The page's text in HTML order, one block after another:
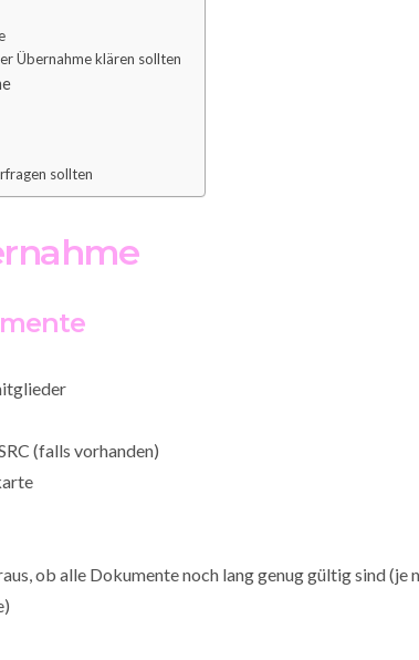
Übernahme klären sollten
sollten
(falls vorhanden)
ob alle Dokumente noch lang genug gültig sind (je